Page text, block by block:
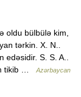
oldu bülbülə kim,
tərkin. X. N..
S. S. A..
tikib …
Azərbaycan